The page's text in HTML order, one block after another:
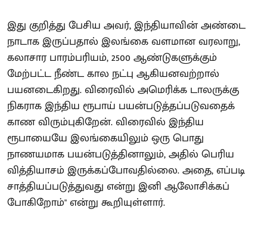
இது குறித்து பேசிய அவர், இந்தியாவின் அண்டை
நாடாக இருப்பதால் இலங்கை வளமான வரலாறு,
கலாசார பாரம்பரியம், 2500 ஆண்டுகளுக்கும்
மேற்பட்ட நீண்ட கால நட்பு ஆகியனவற்றால்
பயனடைகிறது. விரைவில் அமெரிக்க டாலருக்கு
நிகராக இந்திய ரூபாய் பயன்படுத்தப்படுவதைக்
காண விரும்புகிறேன். விரைவில் இந்திய
ரூபாயையே இலங்கையிலும் ஒரு பொது
நாணயமாக பயன்படுத்தினாலும், அதில் பெரிய
வித்தியாசம் இருக்கப்போவதில்லை. அதை, எப்படி
சாத்தியப்படுத்துவது என்று இனி ஆலோசிக்கப்
போகிறோம்" என்று கூறியுள்ளார்.